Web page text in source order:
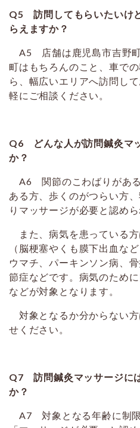
Q5 訪問してもらいたいけ
らえますか？
A5 店舗は鹿児島市吉野町
町はもちろんのこと、車で
ら、幅広いエリアへ訪問し
軽にご相談ください。
Q6 どんな人が訪問鍼灸マ
か？
A6 関節のこわばりがあ
ある方、歩くのがつらい方
りマッサージが必要と認め
また、病気を患っている
（脳梗塞やくも膜下出血な
ウマチ、パーキンソン病、
節症などです。病気のため
などが対象となります。
対象となるか分からない
せください。
Q7 訪問鍼灸マッサージに
か？
A7 対象となる年齢に制限